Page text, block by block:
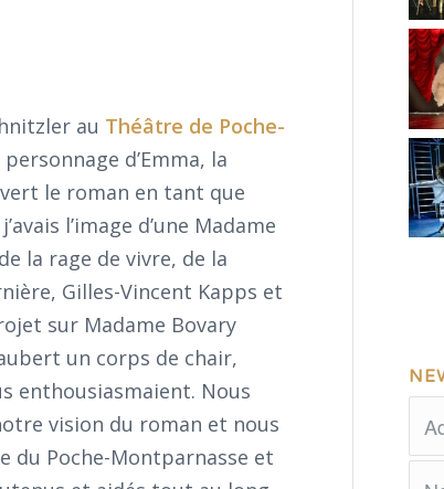
au Théâtre de Poche-
d’Emma, la
le roman en tant que
l’image d’une Madame
la rage de vivre, de la
Gilles-Vincent Kapps et
sur Madame Bovary
un corps de chair,
enthousiasmaient. Nous
vision du roman et nous
du Poche-Montparnasse et